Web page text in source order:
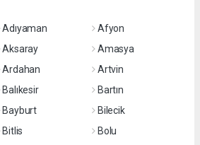
Adıyaman
Afyon
Aksaray
Amasya
Ardahan
Artvin
Balıkesir
Bartın
Bayburt
Bilecik
Bitlis
Bolu